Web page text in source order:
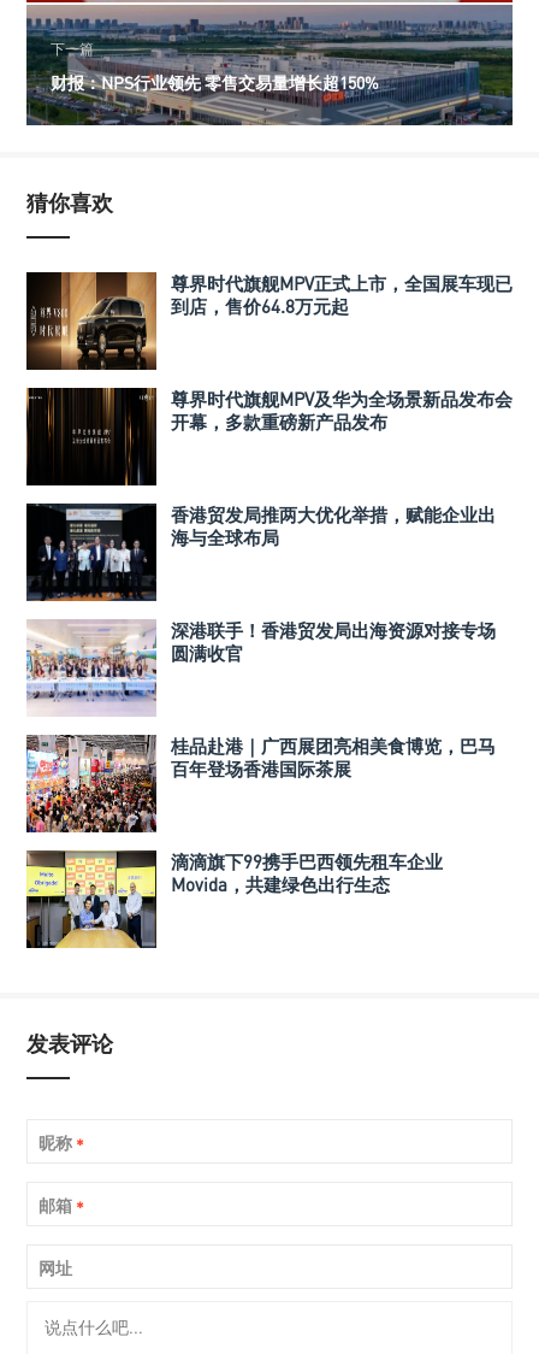
下一篇
财报：NPS行业领先 零售交易量增长超150%
猜你喜欢
尊界时代旗舰MPV正式上市，全国展车现已
到店，售价64.8万元起
尊界时代旗舰MPV及华为全场景新品发布会
开幕，多款重磅新产品发布
香港贸发局推两大优化举措，赋能企业出
海与全球布局
深港联手！香港贸发局出海资源对接专场
圆满收官
桂品赴港｜广西展团亮相美食博览，巴马
百年登场香港国际茶展
滴滴旗下99携手巴西领先租车企业
Movida，共建绿色出行生态
发表评论
昵称 *
邮箱 *
网址